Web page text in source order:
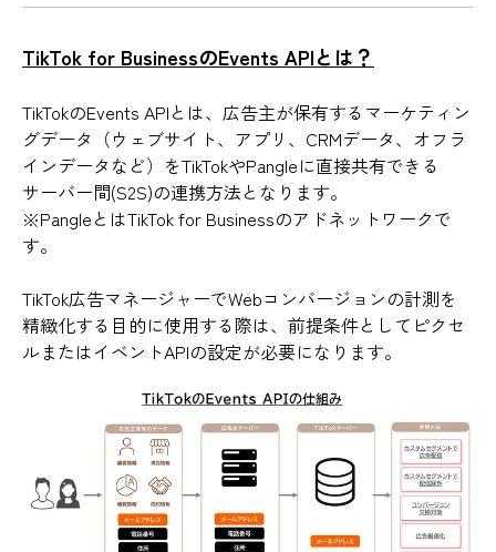
TikTok for BusinessのEvents APIとは？
TikTokのEvents APIとは、広告主が保有するマーケティン
グデータ（ウェブサイト、アプリ、CRMデータ、オフラ
インデータなど）をTikTokやPangleに直接共有できる
サーバー間(S2S)の連携方法となります。
※PangleとはTikTok for Businessのアドネットワークで
す。
TikTok広告マネージャーでWebコンバージョンの計測を
精緻化する目的に使用する際は、前提条件としてピクセ
ルまたはイベントAPIの設定が必要になります。